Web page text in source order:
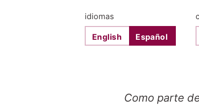
idiomas
English Español
Como parte